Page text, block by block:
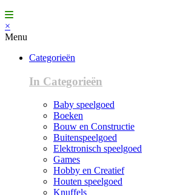
×
Menu
Categorieën
In Categorieën
Baby speelgoed
Boeken
Bouw en Constructie
Buitenspeelgoed
Elektronisch speelgoed
Games
Hobby en Creatief
Houten speelgoed
Knuffels